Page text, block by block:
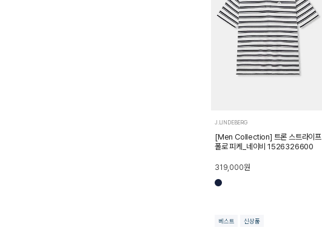
J.LINDEBERG
[Men Collection] 트론 스트라이프
폴로 피케_네이비 1526326600
319,000원
베스트 신상품